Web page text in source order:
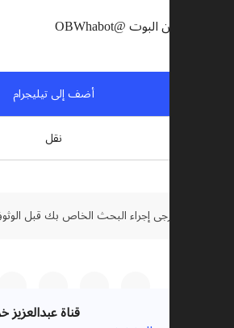
التحميل من البوت @OBWhabot
أضف إلى تيليجرام
نقل
يرجى إجراء البحث الخاص بك قبل
قناة